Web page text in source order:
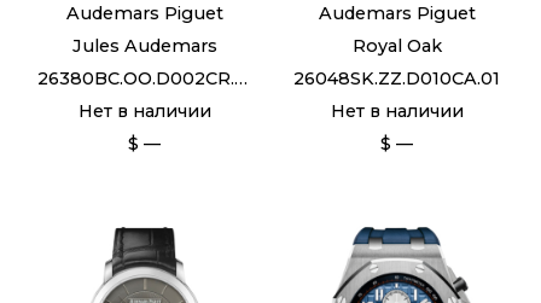
Audemars Piguet
Jules Audemars
26380BC.OO.D002CR.01
Нет в наличии
$ —
Audemars Piguet
Royal Oak
26048SK.ZZ.D010CA.01
Нет в наличии
$ —